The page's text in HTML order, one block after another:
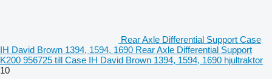
Rear Axle Differential Support Case
IH David Brown 1394, 1594, 1690 Rear Axle Differential Support
K200 956725 till Case IH David Brown 1394, 1594, 1690 hjultraktor
10